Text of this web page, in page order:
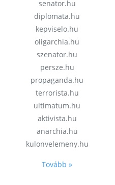
senator.hu
diplomata.hu
kepviselo.hu
oligarchia.hu
szenator.hu
persze.hu
propaganda.hu
terrorista.hu
ultimatum.hu
aktivista.hu
anarchia.hu
kulonvelemeny.hu
Tovább »